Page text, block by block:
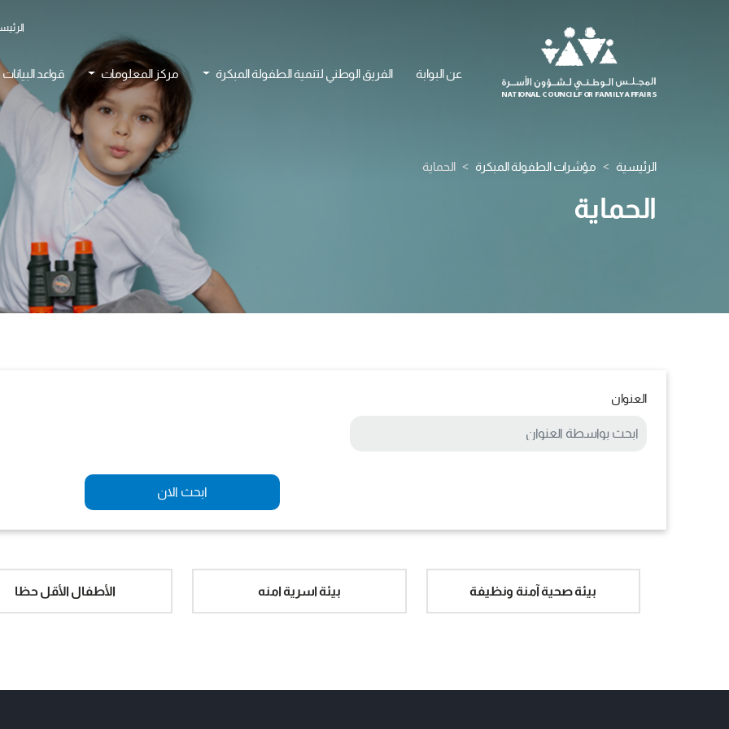
عن البوابة الفريق الوطني لتنمية الطفولة المبكرة مركز المعلومات قواعد البيانات
الرئيسية مؤشرات الطفولة المبكرة الحماية
الحماية
العنوان
ابحث الان
بيئة صحية آمنة ونظيفة بيئة اسرية امنه الأطفال الأقل حظا